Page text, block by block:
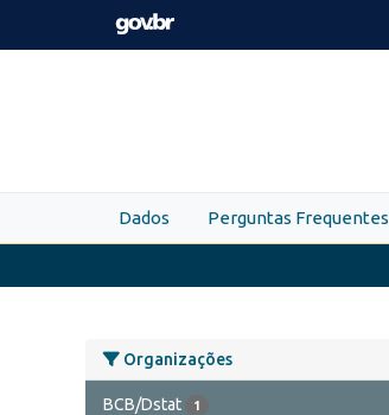
Skip to main content
Dados Perguntas Frequentes
Organizações
BCB/Dstat 1